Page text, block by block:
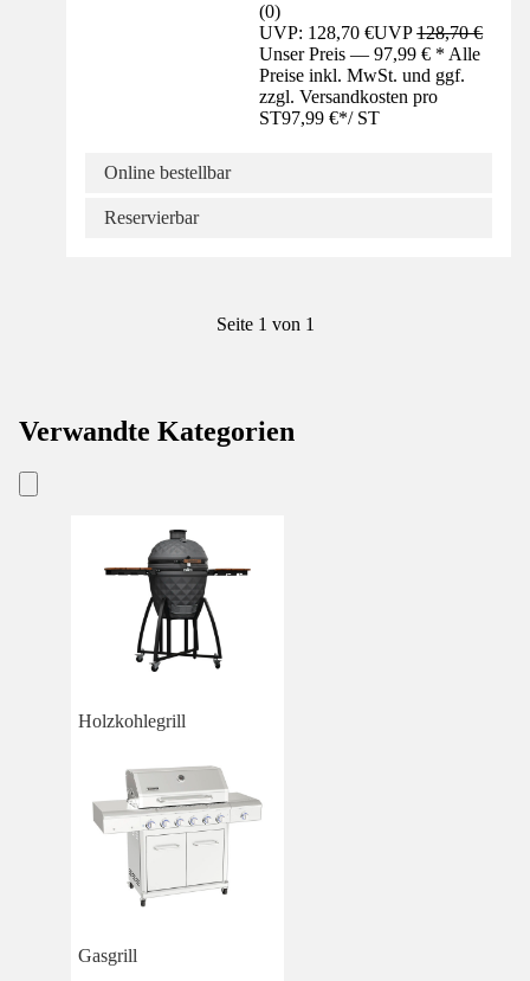
(0)
UVP: 128,70 €UVP128,70 €
Unser Preis — 97,99 € * Alle
Preise inkl. MwSt. und ggf.
zzgl. Versandkosten pro
ST97,99 €*/ ST
Online bestellbar
Reservierbar
Seite 1 von 1
Verwandte Kategorien
Holzkohlegrill
Gasgrill